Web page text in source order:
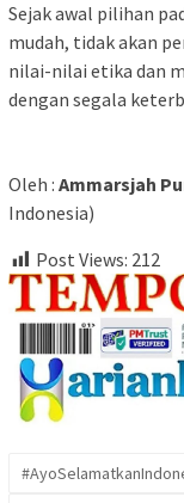
Sejak awal pilihan
mudah, tidak akan
nilai-nilai etika dan
dengan segala
Oleh : Ammarsjah
Indonesia)
Post Views: 212